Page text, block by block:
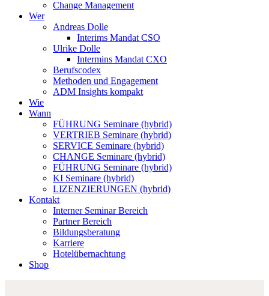
Change Management
Wer
Andreas Dolle
Interims Mandat CSO
Ulrike Dolle
Intermins Mandat CXO
Berufscodex
Methoden und Engagement
ADM Insights kompakt
Wie
Wann
FÜHRUNG Seminare (hybrid)
VERTRIEB Seminare (hybrid)
SERVICE Seminare (hybrid)
CHANGE Seminare (hybrid)
FÜHRUNG Seminare (hybrid)
KI Seminare (hybrid)
LIZENZIERUNGEN (hybrid)
Kontakt
Interner Seminar Bereich
Partner Bereich
Bildungsberatung
Karriere
Hotelübernachtung
Shop